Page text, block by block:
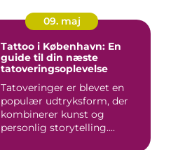
09. maj
Tattoo i København: En
guide til din næste
tatoveringsoplevelse
Tatoveringer er blevet en
populær udtryksform, der
kombinerer kunst og
personlig storytelling....